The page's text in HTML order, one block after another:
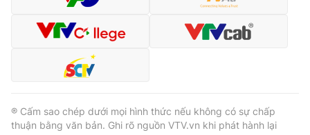
® Cấm sao chép dưới mọi hình thức nếu không có sự chấp
thuận bằng văn bản. Ghi rõ nguồn VTV.vn khi phát hành lại